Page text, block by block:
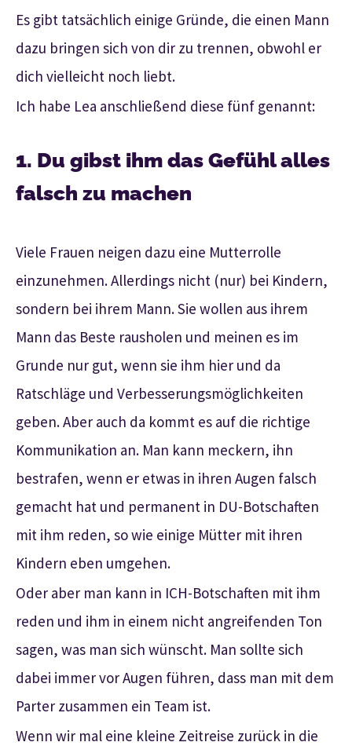
Es gibt tatsächlich einige Gründe, die einen Mann
dazu bringen sich von dir zu trennen, obwohl er
dich vielleicht noch liebt.
Ich habe Lea anschließend diese fünf genannt:
1. Du gibst ihm das Gefühl alles
falsch zu machen
Viele Frauen neigen dazu eine Mutterrolle
einzunehmen. Allerdings nicht (nur) bei Kindern,
sondern bei ihrem Mann. Sie wollen aus ihrem
Mann das Beste rausholen und meinen es im
Grunde nur gut, wenn sie ihm hier und da
Ratschläge und Verbesserungsmöglichkeiten
geben. Aber auch da kommt es auf die richtige
Kommunikation an. Man kann meckern, ihn
bestrafen, wenn er etwas in ihren Augen falsch
gemacht hat und permanent in DU-Botschaften
mit ihm reden, so wie einige Mütter mit ihren
Kindern eben umgehen.
Oder aber man kann in ICH-Botschaften mit ihm
reden und ihm in einem nicht angreifenden Ton
sagen, was man sich wünscht. Man sollte sich
dabei immer vor Augen führen, dass man mit dem
Parter zusammen ein Team ist.
Wenn wir mal eine kleine Zeitreise zurück in die